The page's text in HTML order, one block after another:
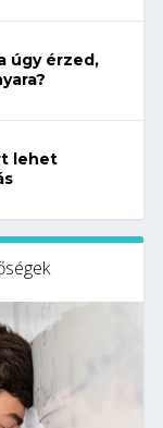
úgy érzed,
lehet